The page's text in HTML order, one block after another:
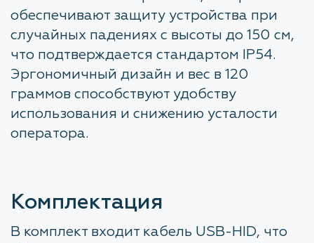
обеспечивают защиту устройства при
случайных падениях с высоты до 150 см,
что подтверждается стандартом IP54.
Эргономичный дизайн и вес в 120
граммов способствуют удобству
использования и снижению усталости
оператора.
Комплектация
В комплект входит кабель USB-HID, что